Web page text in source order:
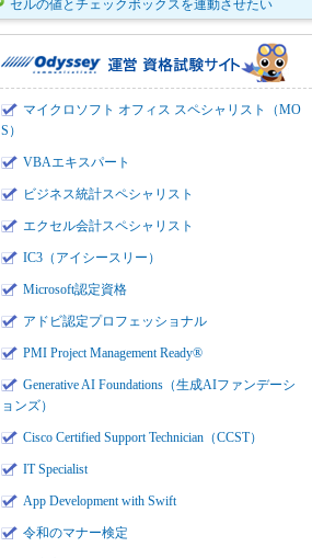
セルの値とチェックボックスを連動させたい
マイクロソフト オフィス スペシャリスト（MO
S）
VBAエキスパート
ビジネス統計スペシャリスト
エクセル会計スペシャリスト
IC3（アイシースリー）
Microsoft認定資格
アドビ認定プロフェッショナル
PMI Project Management Ready®
Generative AI Foundations（生成AIファンデーシ
ョンズ）
Cisco Certified Support Technician（CCST）
IT Specialist
App Development with Swift
令和のマナー検定